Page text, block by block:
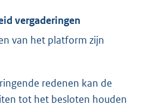
vergaderingen
van het platform zijn
redenen kan de
tot het besloten houden